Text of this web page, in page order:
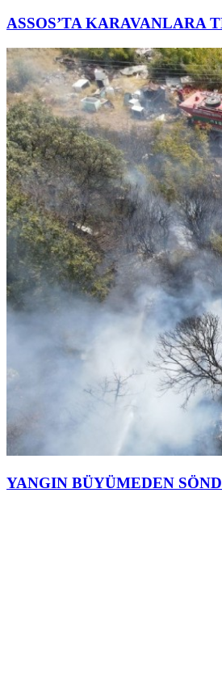
ASSOS’TA KARAVANLARA
YANGIN BÜYÜMEDEN